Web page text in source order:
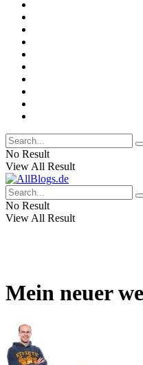
No Result
View All Result
No Result
View All Result
Mein neuer